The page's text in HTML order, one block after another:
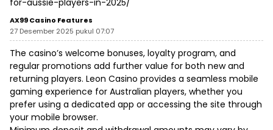
for-aussie-players-in-2025/
AX99 Casino Features
27 Desember 2025 pukul 07:07
The casino’s welcome bonuses, loyalty program, and
regular promotions add further value for both new and
returning players. Leon Casino provides a seamless mobile
gaming experience for Australian players, whether you
prefer using a dedicated app or accessing the site through
your mobile browser.